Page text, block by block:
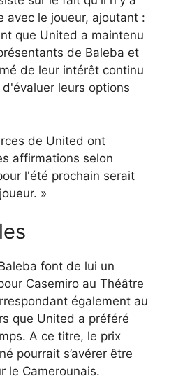
avec le joueur, ajoutant :
que United a maintenu
de Baleba et
de leur intérêt continu
leurs options
de United ont
affirmations selon
l'été prochain serait
»
font de lui un
Casemiro au Théâtre
également au
que United a préféré
A ce titre, le prix
pourrait s’avérer être
le Camerounais.